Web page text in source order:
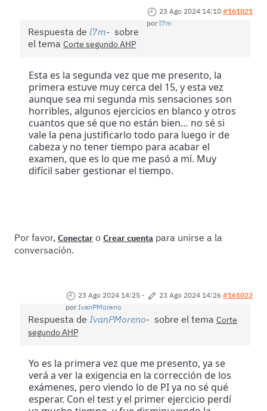
23 Ago 2024 14:10 #161021
por l7m
Respuesta de l7m
sobre
el tema Corte segundo AHP
Esta es la segunda vez que me presento, la
primera estuve muy cerca del 15, y esta vez
aunque sea mi segunda mis sensaciones son
horribles, algunos ejercicios en blanco y otros
cuantos que sé que no están bien… no sé si
vale la pena justificarlo todo para luego ir de
cabeza y no tener tiempo para acabar el
examen, que es lo que me pasó a mí. Muy
difícil saber gestionar el tiempo.
Por favor, Conectar o Crear cuenta para unirse a la
conversación.
23 Ago 2024 14:25 - 23 Ago 2024 14:26 #161022
porIvanPMoreno
Respuesta de IvanPMoreno sobre el tema Corte
segundo AHP
Yo es la primera vez que me presento, ya se
verá a ver la exigencia en la corrección de los
exámenes, pero viendo lo de PI ya no sé qué
esperar. Con el test y el primer ejercicio perdí